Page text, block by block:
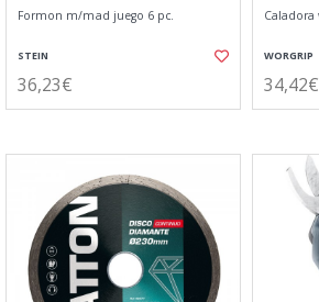
Formon m/mad juego 6 pc.
STEIN
36,23€
Caladora
WORGRIP
34,42€